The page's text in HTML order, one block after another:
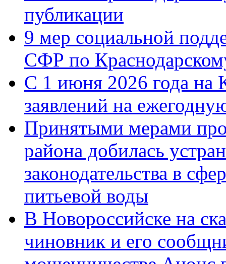
публикации
9 мер социальной
СФР по
С 1 июня 2026 года на
заявлений на
Принятыми мерами
района добилась
законодательства в
питьевой воды
В Новороссийске на
чиновник и его